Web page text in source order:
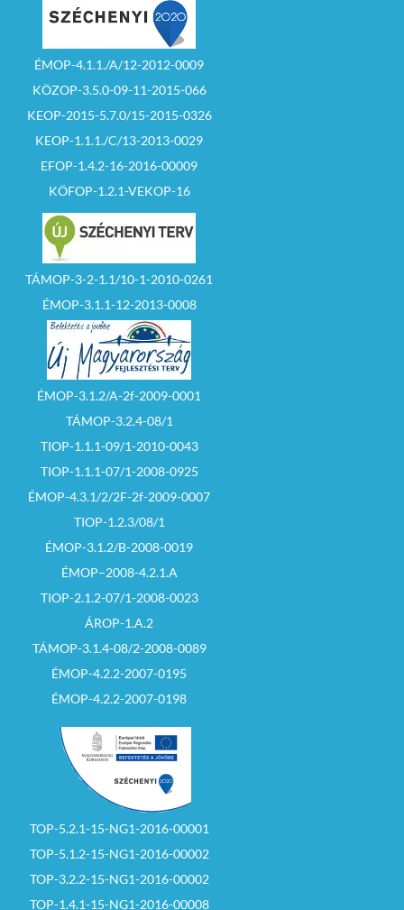
ÉMOP-4.1.1./A/12-2012-0009
KÖZOP-3.5.0-09-11-2015-066
KEOP-2015-5.7.0/15-2015-0326
KEOP-1.1.1./C/13-2013-0029
EFOP-1.4.2-16-2016-00009
KÖFOP-1.2.1-VEKOP-16
TÁMOP-3-2-1.1/10-1-2010-0261
ÉMOP-3.1.1-12-2013-0008
ÉMOP-3.1.2/A-2f-2009-0001
TÁMOP-3.2.4-08/1
TIOP-1.1.1-09/1-2010-0043
TIOP-1.1.1-07/1-2008-0925
ÉMOP-4.3.1/2/2F-2f-2009-0007
TIOP-1.2.3/08/1
ÉMOP-3.1.2/B-2008-0019
ÉMOP–2008-4.2.1.A
TIOP-2.1.2-07/1-2008-0023
ÁROP-1.A.2
TÁMOP-3.1.4-08/2-2008-0089
ÉMOP-4.2.2-2007-0195
ÉMOP-4.2.2-2007-0198
TOP-5.2.1-15-NG1-2016-00001
TOP-5.1.2-15-NG1-2016-00002
TOP-3.2.2-15-NG1-2016-00002
TOP-1.4.1-15-NG1-2016-00008